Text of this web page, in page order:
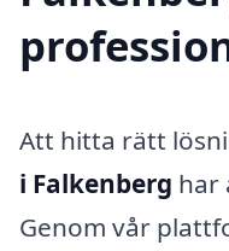
Att hitta rätt
i Falkenberg har
Genom vår